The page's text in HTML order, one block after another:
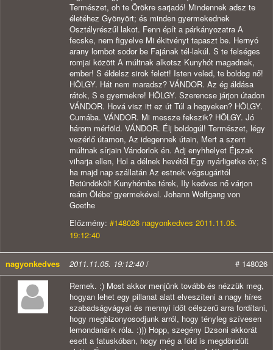
Természet, oh te Örökre sarjadó! Mindennek adsz te
életéhez Gyönyört; és minden gyermekednek
Osztályrészűl lakot. Fenn épít a párkányozatra A
fecske, nem figyelve Mi ékitvényt tapaszt be. Hernyó
arany lombot sodor be Fajának tél-lakúl. S te felséges
romjai között A múltnak alkotsz Kunyhót magadnak,
ember! S éldelsz sirok felett! Isten veled, te boldog nő!
HÖLGY. Hát nem maradsz? VÁNDOR. Az ég áldása
rátok, S e gyermekre! HÖLGY. Szerencse járjon útadon
VÁNDOR. Hová visz itt ez út Túl a hegyeken? HÖLGY.
Cumába. VÁNDOR. Mi messze fekszik? HÖLGY. Jó
három mérföld. VÁNDOR. Élj boldogúl! Természet, légy
vezérlő útamon, Az idegennek útain, Mert a szent
múltnak sírjain Vándorlok én. Adj enyhhelyet Éjszak
viharja ellen, Hol a délnek hevétől Egy nyárligetke óv; S
ha majd nap szállatán Az estnek végsugáritól
Betündökölt Kunyhómba térek, Ily kedves nő várjon
reám Ölébe' gyermekével. Johann Wolfgang von
Goethe
Előzmény: #148026 nagyonkedves 2011.11.05.
19:12:40
nagyonkedves 2011.11.05. 19:12:40 /
# 148026
Remek. :) Most akkor menjünk tovább és nézzük meg,
hogyan lehet egy pillanat alatt elveszíteni a nagy híres
szabadságvágyat és mennyi időt célszerű arra fordítani,
hogy megbizonyosodjunk arról, hogy tényleg szívesen
lemondanánk róla. :))) Hopp, szegény Dzsoni akkorát
esett a fatuskóban, hogy még a föld is megdöndült